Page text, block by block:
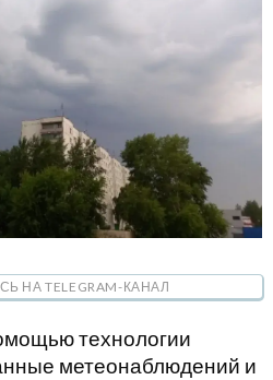
НА TELEGRAM-КАНАЛ
технологии
метеонаблюдений и